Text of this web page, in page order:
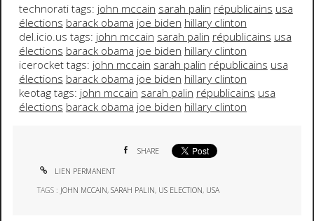
technorati tags: john mccain sarah palin républicains usa
élections barack obama joe biden hillary clinton
del.icio.us tags: john mccain sarah palin républicains usa
élections barack obama joe biden hillary clinton
icerocket tags: john mccain sarah palin républicains usa
élections barack obama joe biden hillary clinton
keotag tags: john mccain sarah palin républicains usa
élections barack obama joe biden hillary clinton
SHARE
LIEN PERMANENT
TAGS : JOHN MCCAIN,SARAH PALIN, US ELECTION, USA